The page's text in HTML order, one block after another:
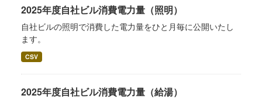
2025年度自社ビル消費電力量（照明）
自社ビルの照明で消費した電力量をひと月毎に公開いたし
ます。
CSV
2025年度自社ビル消費電力量（給湯）